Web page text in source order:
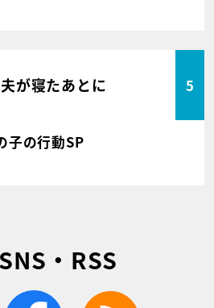
夫が寝たあとに 5
子の行動SP
・RSS
facebook